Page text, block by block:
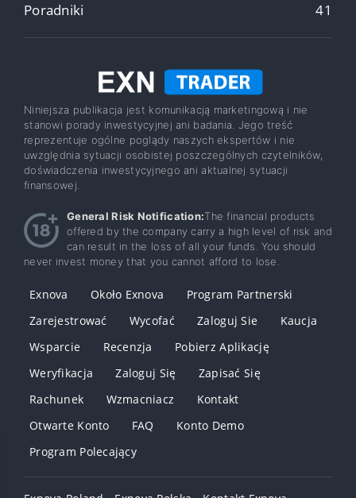
Poradniki 41
Niniejsza publikacja jest komunikacją marketingową i nie
stanowi porady inwestycyjnej ani badania. Jego treść
reprezentuje ogólne poglądy naszych ekspertów i nie
uwzględnia sytuacji osobistej poszczególnych czytelników,
doświadczenia inwestycyjnego ani aktualnej sytuacji
finansowej.
General Risk Notification:The financial products
offered by the company carry a high level of risk and
can result in the loss of all your funds. You should
never invest money that you cannot afford to lose.
Exnova Około Exnova
Program Partnerski
Zarejestrować
Wycofać Zaloguj Sie
Kaucja
Wsparcie
Recenzja
Pobierz Aplikację
Weryfikacja
Zaloguj Się
Zapisać Się
Rachunek
Wzmacniacz
Kontakt
Otwarte Konto
FAQ
Konto Demo
Program Polecający